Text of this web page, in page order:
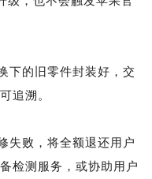
下的旧零件封装好，交
追溯。
失败，将全额退还用户
检测服务，或协助用户